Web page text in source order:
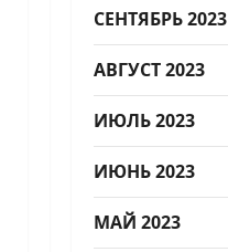
СЕНТЯБРЬ 2023
АВГУСТ 2023
ИЮЛЬ 2023
ИЮНЬ 2023
МАЙ 2023